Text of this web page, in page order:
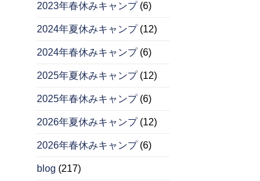
2023年春休みキャンプ(6)
2024年夏休みキャンプ(12)
2024年春休みキャンプ(6)
2025年夏休みキャンプ(12)
2025年春休みキャンプ(6)
2026年夏休みキャンプ(12)
2026年春休みキャンプ(6)
blog (217)